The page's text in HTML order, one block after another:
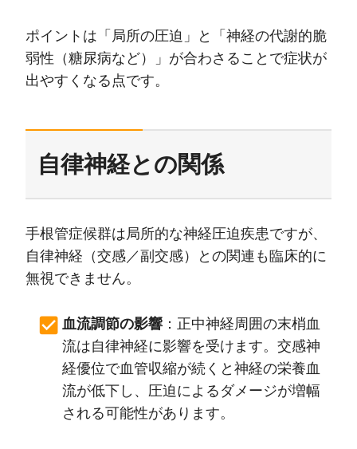
ポイントは「局所の圧迫」と「神経の代謝的脆
弱性（糖尿病など）」が合わさることで症状が
出やすくなる点です。
自律神経との関係
手根管症候群は局所的な神経圧迫疾患ですが、
自律神経（交感／副交感）との関連も臨床的に
無視できません。
血流調節の影響 ：正中神経周囲の末梢血
流は自律神経に影響を受けます。交感神
経優位で血管収縮が続くと神経の栄養血
流が低下し、圧迫によるダメージが増幅
される可能性があります。